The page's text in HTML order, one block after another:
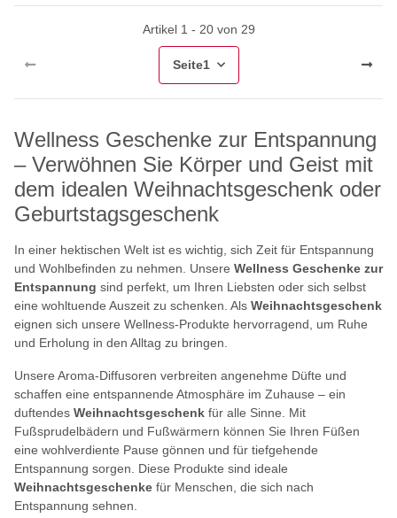
Artikel 1 - 20 von 29
Seite1
Wellness Geschenke zur Entspannung
– Verwöhnen Sie Körper und Geist mit
dem idealen Weihnachtsgeschenk oder
Geburtstagsgeschenk
In einer hektischen Welt ist es wichtig, sich Zeit für Entspannung
und Wohlbefinden zu nehmen. Unsere Wellness Geschenke zur
Entspannung sind perfekt, um Ihren Liebsten oder sich selbst
eine wohltuende Auszeit zu schenken. Als Weihnachtsgeschenk
eignen sich unsere Wellness-Produkte hervorragend, um Ruhe
und Erholung in den Alltag zu bringen.
Unsere Aroma-Diffusoren verbreiten angenehme Düfte und
schaffen eine entspannende Atmosphäre im Zuhause – ein
duftendes Weihnachtsgeschenk für alle Sinne. Mit
Fußsprudelbädern und Fußwärmern können Sie Ihren Füßen
eine wohlverdiente Pause gönnen und für tiefgehende
Entspannung sorgen. Diese Produkte sind ideale
Weihnachtsgeschenke für Menschen, die sich nach
Entspannung sehnen.